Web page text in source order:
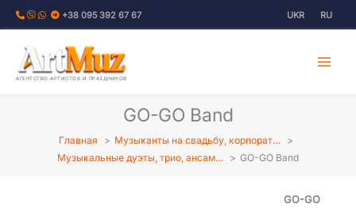
Перейти
+38 095 392 67 67 UKR RU
АГЕНТСТВО АРТИСТОВ И ПРАЗДНИКОВ
GO-GO Band
Главная
Музыканты на свадьбу, корпорат…
Музыкальные дуэты, трио, ансам…
GO-GO Band
GO-GO